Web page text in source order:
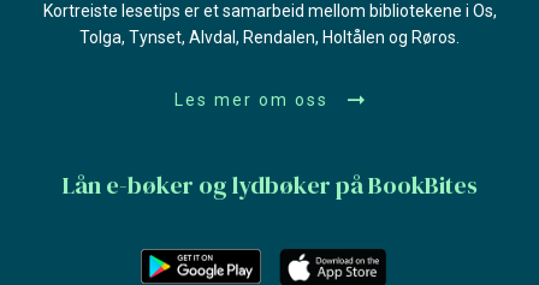
Lån e-bøker og lydbøker på BookBites
Kortreiste lesetips er et samarbeid mellom bibliotekene i Os,
Tolga, Tynset, Alvdal, Rendalen, Holtålen og Røros.
Les mer om oss